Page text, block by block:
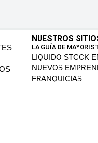
NUESTROS
LA GUÍA DE
LIQUIDO STOCK
NUEVOS
FRANQUICIAS